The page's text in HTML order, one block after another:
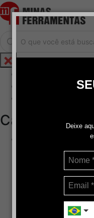
Deixe
Cadastrar / Logar
Central de
Categorias
Disco de
Disco de
Disco de
Escovas de
Escovas de